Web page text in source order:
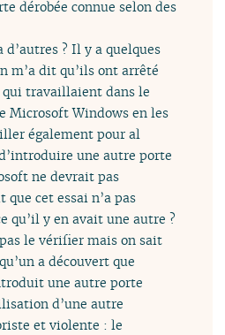
dérobée connue selon des
d’autres ? Il y a quelques
m’a dit qu’ils ont arrêté
qui travaillaient dans le
Microsoft Windows en les
également pour al
une autre porte
ne devrait pas
cet essai n’a pas
qu’il y en avait une autre ?
le vérifier mais on sait
a découvert que
une autre porte
d’une autre
et violente : le